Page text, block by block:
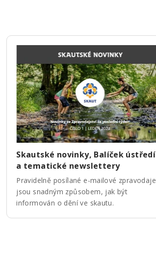
Skautské novinky, Balíček ústředí
a tematické newslettery
Pravidelně posílané e-mailové zpravodaje
jsou snadným způsobem, jak být
informován o dění ve skautu.